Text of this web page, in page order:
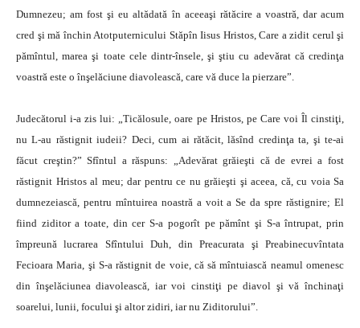
Dumnezeu; am fost şi eu altădată în aceeaşi rătăcire a voastră, dar acum
cred şi mă închin Atotputernicului Stăpîn Iisus Hristos, Care a zidit cerul şi
pămîntul, marea şi toate cele dintr-însele, şi ştiu cu adevărat că credinţa
voastră este o înşelăciune diavolească, care vă duce la pierzare”.
Judecătorul i-a zis lui: „Ticălosule, oare pe Hristos, pe Care voi Îl cinstiţi,
nu L-au răstignit iudeii? Deci, cum ai rătăcit, lăsînd credinţa ta, şi te-ai
făcut creştin?” Sfîntul a răspuns: „Adevărat grăieşti că de evrei a fost
răstignit Hristos al meu; dar pentru ce nu grăieşti şi aceea, că, cu voia Sa
dumnezeiască, pentru mîntuirea noastră a voit a Se da spre răstignire; El
fiind ziditor a toate, din cer S-a pogorît pe pămînt şi S-a întrupat, prin
împreună lucrarea Sfîntului Duh, din Preacurata şi Preabinecuvîntata
Fecioara Maria, şi S-a răstignit de voie, că să mîntuiască neamul omenesc
din înşelăciunea diavolească, iar voi cinstiţi pe diavol şi vă închinaţi
soarelui, lunii, focului şi altor zidiri, iar nu Ziditorului”.